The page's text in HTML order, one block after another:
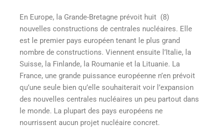
En Europe, la Grande-Bretagne prévoit huit (8)
nouvelles constructions de centrales nucléaires. Elle
est le premier pays européen tenant le plus grand
nombre de constructions. Viennent ensuite l’Italie, la
Suisse, la Finlande, la Roumanie et la Lituanie. La
France, une grande puissance européenne n’en prévoit
qu’une seule bien qu’elle souhaiterait voir l’expansion
des nouvelles centrales nucléaires un peu partout dans
le monde. La plupart des pays européens ne
nourrissent aucun projet nucléaire concret.